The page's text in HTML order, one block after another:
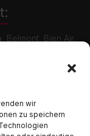
wir
zu speichern
Belmont, Bien Air,
Gcomm, KaVo,
NSK, Ophardt
u.v.m